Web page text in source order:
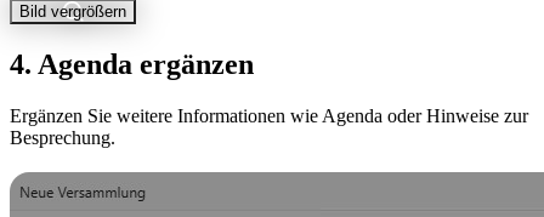
Bild vergrößern
4. Agenda ergänzen
Ergänzen Sie weitere Informationen wie Agenda oder Hinweise zur
Besprechung.